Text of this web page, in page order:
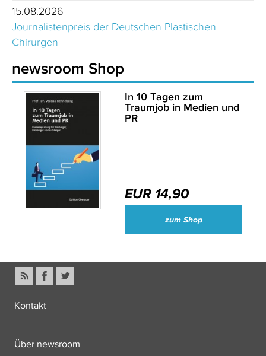
15.08.2026
Journalistenpreis der Deutschen Plastischen
Chirurgen
newsroom Shop
In 10 Tagen zum
Traumjob in Medien und
PR
EUR 14,90
zum Shop
Kontakt
Über newsroom